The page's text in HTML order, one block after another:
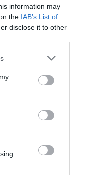
information may
the IAB’s List of
disclose it to other
Turistiche
un Early breakfast dalle
e cena.
Moto / Scooter